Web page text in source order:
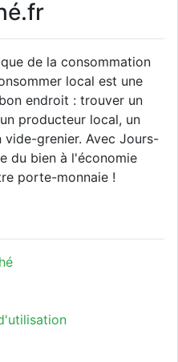
de la consommation
local est une
endroit : trouver un
producteur local, un
grenier. Avec Jours-
du bien à l'économie
porte-monnaie !